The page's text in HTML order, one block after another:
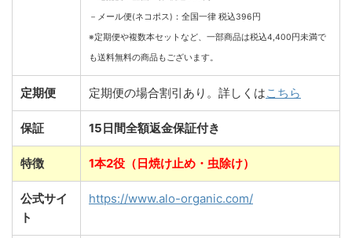
－メール便(ネコポス)：全国一律 税込396円
※定期便や複数本セットなど、一部商品は税込4,400円未満で
も送料無料の商品もございます。
定期便 定期便の場合割引あり。詳しくはこちら
保証 15日間全額返金保証付き
特徴 1本2役（日焼け止め・虫除け）
公式サイ
ト
https://www.alo-organic.com/